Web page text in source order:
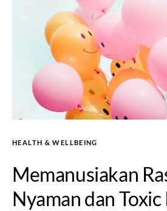
HEALTH & WELLBEING
Memanusiakan
Nyaman dan